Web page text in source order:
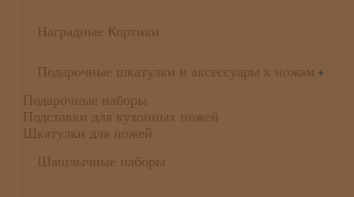
Наградные Кортики
Подарочные шкатулки и аксессуары к ножам +
Подарочные наборы
Подставки для кухонных ножей
Шкатулки для ножей
Шашлычные наборы